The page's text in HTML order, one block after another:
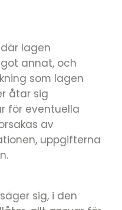
lagen
annat, och
som lagen
åtar sig
för eventuella
av
uppgifterna
sig, i den